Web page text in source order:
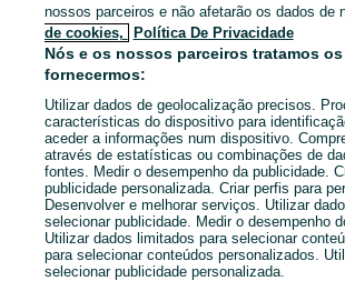
nossos parceiros e não afetarão os dados de
de cookies,
Política De Privacidade
Nós e os nossos parceiros tratamos
fornecermos:
Utilizar dados de geolocalização precisos.
características do dispositivo para
aceder a informações num dispositivo.
através de estatísticas ou combinações de
fontes. Medir o desempenho da publicidade.
publicidade personalizada. Criar perfis para
Desenvolver e melhorar serviços. Utilizar
selecionar publicidade. Medir o desempenho
Utilizar dados limitados para selecionar
para selecionar conteúdos personalizados.
selecionar publicidade personalizada.